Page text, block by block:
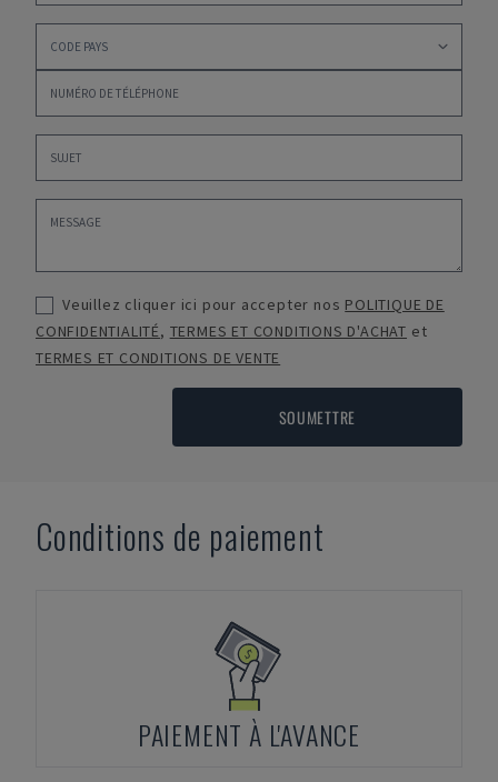
Veuillez cliquer ici pour accepter nos POLITIQUE DE
CONFIDENTIALITÉ, TERMES ET CONDITIONS D'ACHAT et
TERMES ET CONDITIONS DE VENTE
SOUMETTRE
Conditions de paiement
PAIEMENT À L'AVANCE